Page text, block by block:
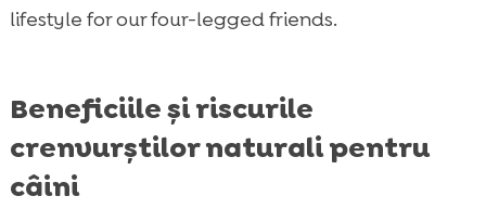
lifestyle for our four-legged friends.
Beneficiile și riscurile
crenvurștilor naturali pentru
câini